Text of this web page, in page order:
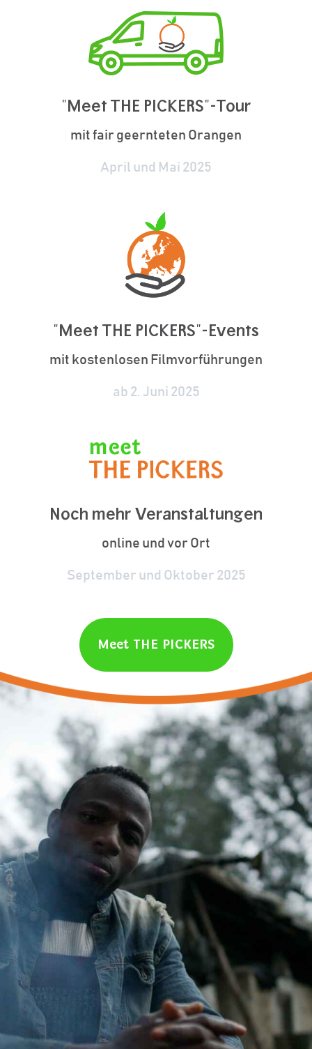
"Meet THE PICKERS"-Tour
mit fair geernteten Orangen
April und Mai 2025
"Meet THE PICKERS"-Events
mit kostenlosen Filmvorführungen
ab 2. Juni 2025
Noch mehr Veranstaltungen
online und vor Ort
September und Oktober 2025
Meet THE PICKERS